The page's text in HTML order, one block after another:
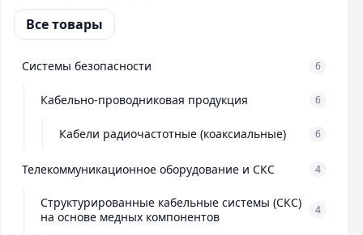
Все товары
Системы безопасности 6
Кабельно-проводниковая продукция 6
Кабели радиочастотные (коаксиальные) 6
Телекоммуникационное оборудование и СКС 4
Структурированные кабельные системы (СКС)
на основе медных компонентов
4